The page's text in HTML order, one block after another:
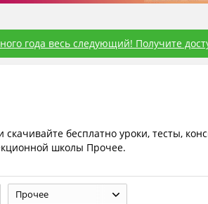
года весь следующий! Получите
скачивайте бесплатно уроки, тесты,
школы Прочее.
Прочее